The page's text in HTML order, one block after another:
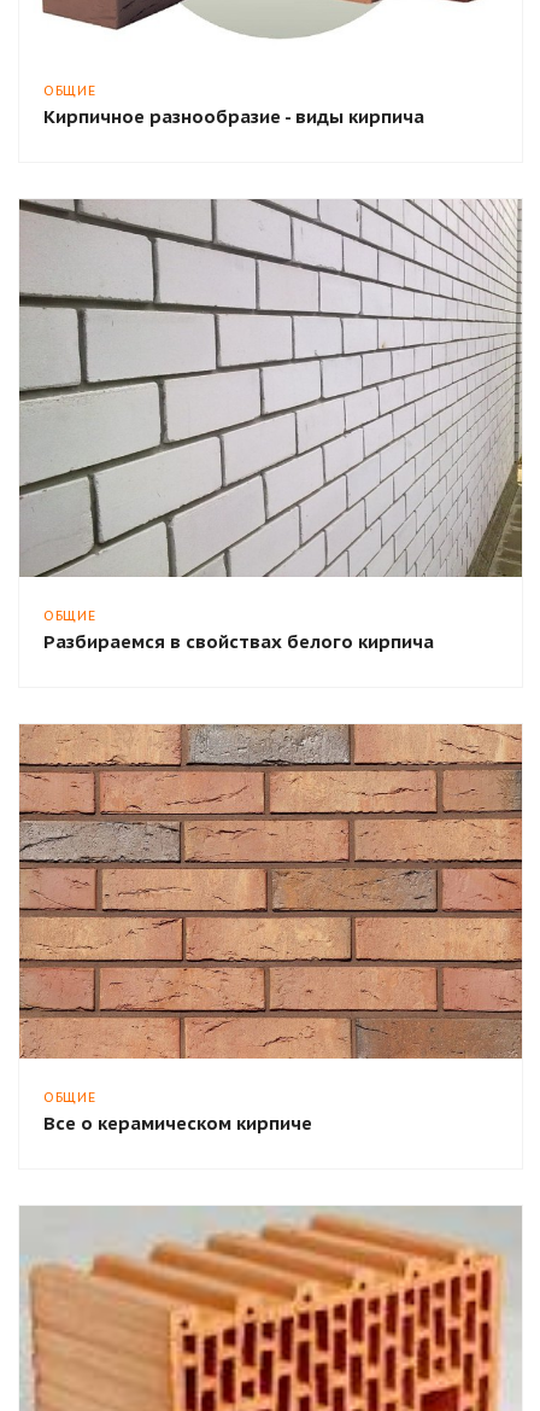
ОБЩИЕ
Кирпичное разнообразие - виды кирпича
ОБЩИЕ
Разбираемся в свойствах белого кирпича
ОБЩИЕ
Все о керамическом кирпиче